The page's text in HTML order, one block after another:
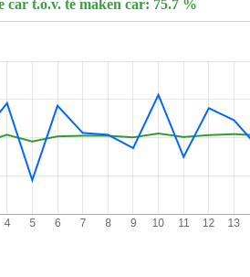
car t.o.v. te maken car: 75.7 %